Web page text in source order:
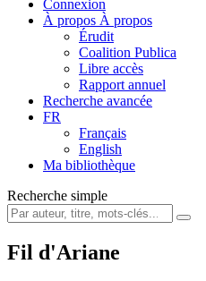
Connexion
À propos À propos
Érudit
Coalition Publica
Libre accès
Rapport annuel
Recherche avancée
FR
Français
English
Ma bibliothèque
Recherche simple
Fil d'Ariane